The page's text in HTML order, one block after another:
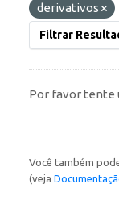
derivativos
Filtrar
Por favor tente
Você também
(veja